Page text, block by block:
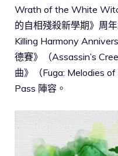
Wrath of the White
的自相殘殺新學期》周
Killing Harmony
德賽》（Assassin’s
曲》（Fuga: Melodies
Pass 陣容。